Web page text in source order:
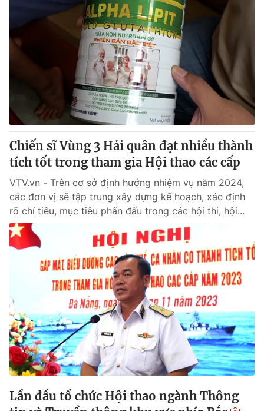
Chiến sĩ Vùng 3 Hải quân đạt nhiều thành
tích tốt trong tham gia Hội thao các cấp
VTV.vn - Trên cơ sở định hướng nhiệm vụ năm 2024,
các đơn vị sẽ tập trung xây dựng kế hoạch, xác định
rõ chỉ tiêu, mục tiêu phấn đấu trong các hội thi, hội...
Lần đầu tổ chức Hội thao ngành Thông